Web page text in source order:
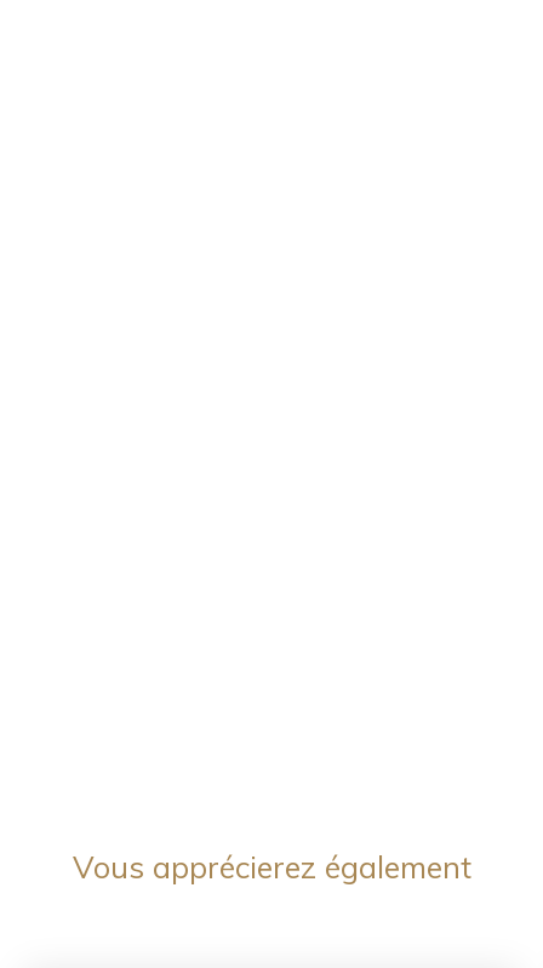
Vous apprécierez également